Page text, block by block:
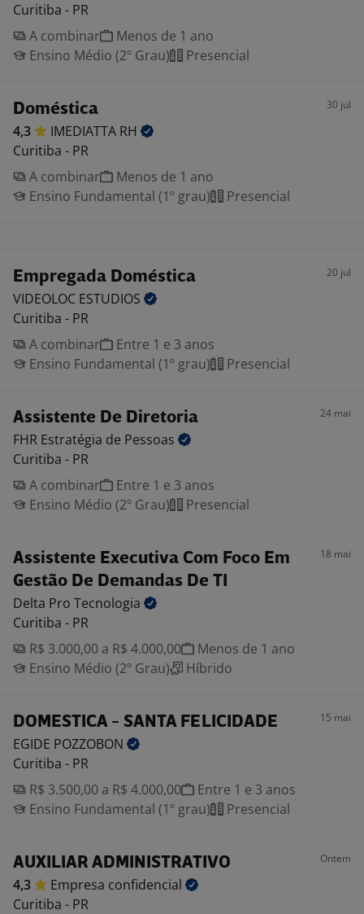
Curitiba - PR
A combinar
Menos de 1 ano
Ensino Médio (2º Grau)
Presencial
Doméstica 30 jul
4,3 IMEDIATTA RH
Curitiba - PR
A combinar
Menos de 1 ano
Ensino Fundamental (1º grau)
Presencial
Empregada Doméstica 20 jul
VIDEOLOC ESTUDIOS
Curitiba - PR
A combinar
Entre 1 e 3 anos
Ensino Fundamental (1º grau)
Presencial
Assistente De Diretoria 24 mai
FHR Estratégia de Pessoas
Curitiba - PR
A combinar
Entre 1 e 3 anos
Ensino Médio (2º Grau)
Presencial
Assistente Executiva Com Foco Em
Gestão De Demandas De TI
18 mai
Delta Pro Tecnologia
Curitiba - PR
R$ 3.000,00 a R$ 4.000,00
Menos de 1 ano
Ensino Médio (2º Grau)
Híbrido
DOMESTICA - SANTA FELICIDADE 15 mai
EGIDE POZZOBON
Curitiba - PR
R$ 3.500,00 a R$ 4.000,00
Entre 1 e 3 anos
Ensino Fundamental (1º grau)
Presencial
AUXILIAR ADMINISTRATIVO Ontem
4,3 Empresa confidencial
Curitiba - PR